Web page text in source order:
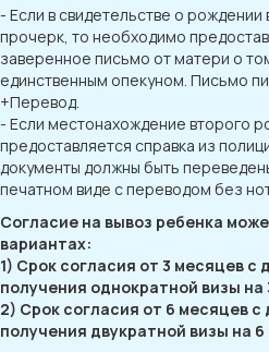
- Если в свидетельстве о рождении
прочерк, то необходимо
заверенное письмо от матери о
единственным опекуном. Письмо
+Перевод.
- Если местонахождение второго
предоставляется справка из
документы должны быть
печатном виде с переводом без
Согласие на вывоз ребенка
вариантах:
1) Срок согласия от 3 месяцев с
получения однократной визы на
2) Срок согласия от 6 месяцев
получения двукратной визы на